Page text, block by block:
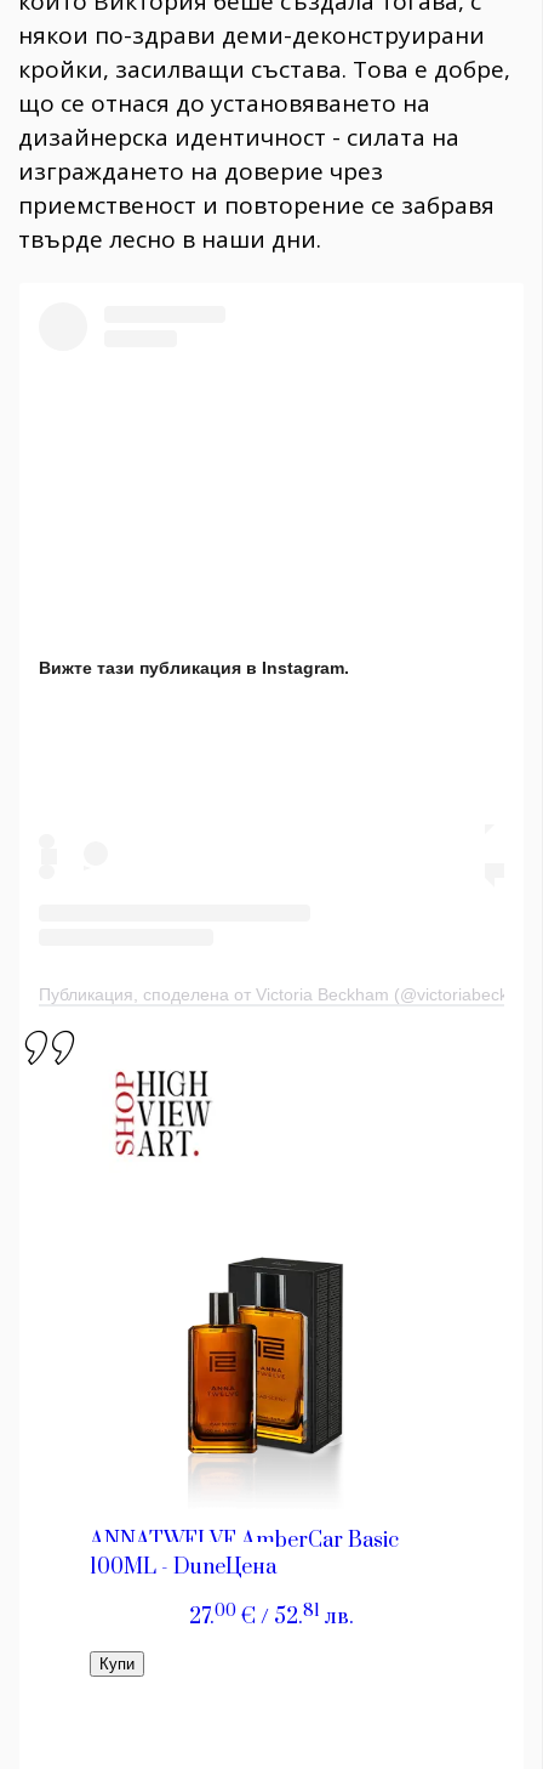
някои по-здрави деми-деконструирани
кройки, засилващи състава. Това е добре,
що се отнася до установяването на
дизайнерска идентичност - силата на
изграждането на доверие чрез
приемственост и повторение се забравя
твърде лесно в наши дни.
Вижте тази публикация в Instagram.
Публикация, споделена от Victoria Beckham